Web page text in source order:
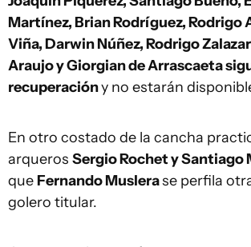
Martínez, Brian Rodríguez, Rodrigo
Viña, Darwin Núñez, Rodrigo Zalazar
Araujo y Giorgian de Arrascaeta
recuperacióny no estarán
En otro costado de la cancha
arqueros Sergio Rochet y Santiago
que Fernando Muslerase perfila
golero titular.